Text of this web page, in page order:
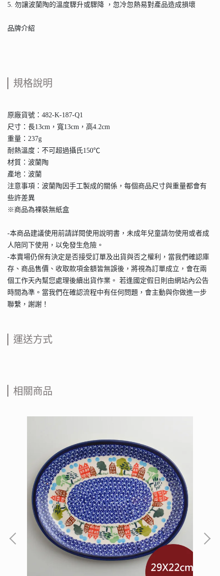
5. 勿讓波蘭陶的溫度驟升或驟降 ，忽冷忽熱易對產品造成損壞
品牌介紹
規格說明
原廠貨號：482-K-187-Q1
尺寸：長13cm，寬13cm，高4.2cm
重量：237g
耐熱溫度：不可超過攝氏150℃
材質：波蘭陶
產地：波蘭
注意事項：波蘭陶因手工製成的關係，每個商品尺寸與重量都會有
些許差異
※商品為裸裝無紙盒
-本商品建議使用前請詳閱使用說明書，未成年兒童請勿使用或者成
人陪同下使用，以免發生危險。
-本賣場仍保有決定是否接受訂單及出貨與否之權利，當我們確認庫
存、商品售價、收取款項金額皆無誤後，將視為訂單成立，會在兩
個工作天內幫您處理後續出貨作業。 若逢國定假日則由網站內公告
時間為準。當我們在確認流程中有任何問題，會主動與你做進一步
聯繫，謝謝！
運送方式
相關商品